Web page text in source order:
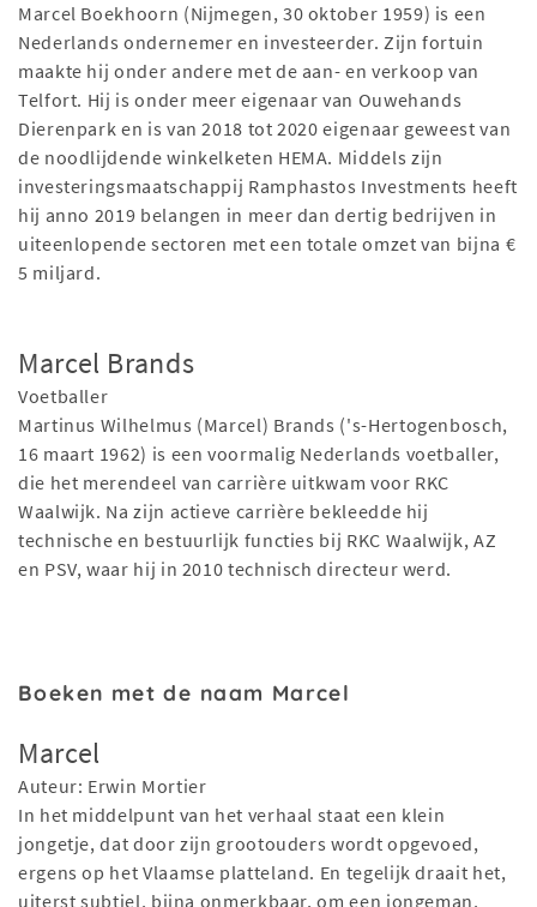
Marcel Boekhoorn (Nijmegen, 30 oktober 1959) is een
Nederlands ondernemer en investeerder. Zijn fortuin
maakte hij onder andere met de aan- en verkoop van
Telfort. Hij is onder meer eigenaar van Ouwehands
Dierenpark en is van 2018 tot 2020 eigenaar geweest van
de noodlijdende winkelketen HEMA. Middels zijn
investeringsmaatschappij Ramphastos Investments heeft
hij anno 2019 belangen in meer dan dertig bedrijven in
uiteenlopende sectoren met een totale omzet van bijna €
5 miljard.
Marcel Brands
Voetballer
Martinus Wilhelmus (Marcel) Brands ('s-Hertogenbosch,
16 maart 1962) is een voormalig Nederlands voetballer,
die het merendeel van carrière uitkwam voor RKC
Waalwijk. Na zijn actieve carrière bekleedde hij
technische en bestuurlijk functies bij RKC Waalwijk, AZ
en PSV, waar hij in 2010 technisch directeur werd.
Boeken met de naam Marcel
Marcel
Auteur: Erwin Mortier
In het middelpunt van het verhaal staat een klein
jongetje, dat door zijn grootouders wordt opgevoed,
ergens op het Vlaamse platteland. En tegelijk draait het,
uiterst subtiel, bijna onmerkbaar, om een jongeman,